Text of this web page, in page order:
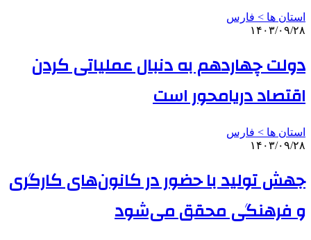
استان ها > فارس
۱۴۰۳/۰۹/۲۸
دولت چهاردهم به دنبال عملیاتی کردن
اقتصاد دریامحور است
استان ها > فارس
۱۴۰۳/۰۹/۲۸
جهش تولید با حضور در کانون‌های کارگری
و فرهنگی محقق می‌شود